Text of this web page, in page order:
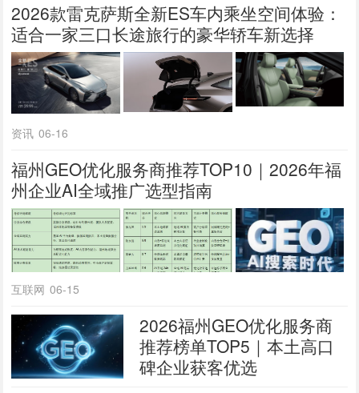
2026款雷克萨斯全新ES车内乘坐空间体验：
适合一家三口长途旅行的豪华轿车新选择
资讯 06-16
福州GEO优化服务商推荐TOP10｜2026年福
州企业AI全域推广选型指南
互联网 06-15
2026福州GEO优化服务商
推荐榜单TOP5｜本土高口
碑企业获客优选